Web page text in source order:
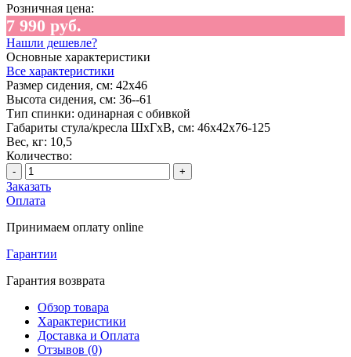
Розничная цена:
7 990 руб.
Нашли дешевле?
Основные характеристики
Все характеристики
Размер сидения, см: 42х46
Высота сидения, см: 36--61
Тип спинки: одинарная с обивкой
Габариты стула/кресла ШхГхВ, см: 46х42х76-125
Вес, кг: 10,5
Количество:
- +
Заказать
Оплата
Принимаем оплату online
Гарантии
Гарантия возврата
Обзор товара
Характеристики
Доставка и Оплата
Отзывов (0)